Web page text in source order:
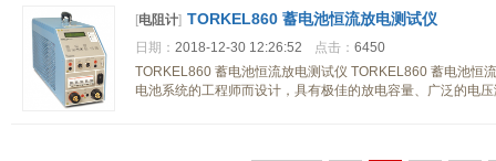
[电阻计] TORKEL860 蓄电池恒流放电测试仪
日期： 2018-12-30 12:26:52 点击： 6450
TORKEL860 蓄电池恒流放电测试仪 TORKEL860 蓄电池恒
电池系统的工程师而设计，具有极佳的放电容量、广泛的电